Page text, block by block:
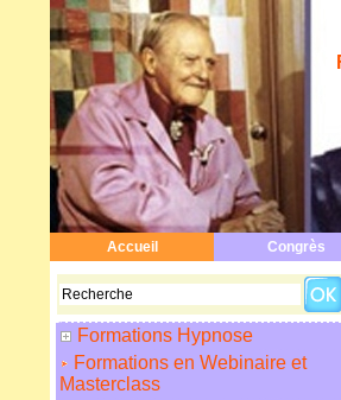
Accueil Congrès
Formations Hypnose
Formations en Webinaire et
Masterclass